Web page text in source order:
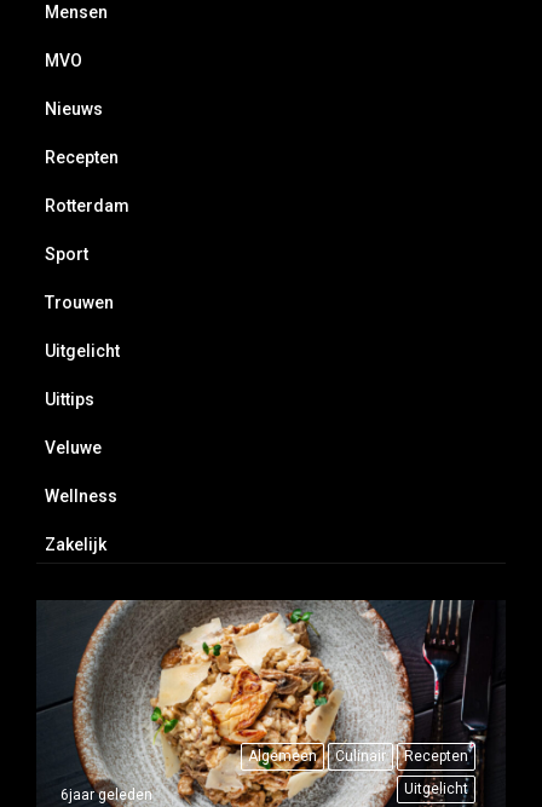
Mensen
MVO
Nieuws
Recepten
Rotterdam
Sport
Trouwen
Uitgelicht
Uittips
Veluwe
Wellness
Zakelijk
Algemeen Culinair
Recepten
Uitgelicht
6jaar geleden